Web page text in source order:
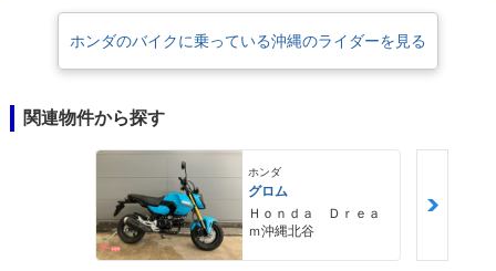
ホンダのバイクに乗っている沖縄のライダーを見る
関連物件から探す
ホンダ
グロム
Ｈｏｎｄａ Ｄｒｅａ
ｍ沖縄北谷